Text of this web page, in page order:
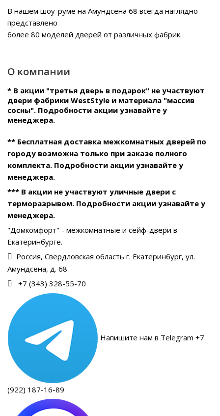
В нашем шоу-руме на Амундсена 68 всегда наглядно
представлено
более 80 моделей дверей от различных фабрик.
О компании
* В акции "третья дверь в подарок" не участвуют
двери фабрики WestStyle и материала "массив
сосны". Подробности акции узнавайте у
менеджера.
** Бесплатная доставка межкомнатных дверей по
городу возможна только при заказе полного
комплекта. Подробности акции узнавайте у
менеджера.
*** В акции не участвуют уличные двери с
терморазрывом. Подробности акции узнавайте у
менеджера.
"Домкомфорт" - межкомнатные и сейф-двери в
Екатеринбурге.
Россия, Свердловская область г. Екатеринбург, ул.
Амундсена, д. 68
+7 (343) 328-55-70
Напишите нам в Telegram +7
(922) 187-16-89